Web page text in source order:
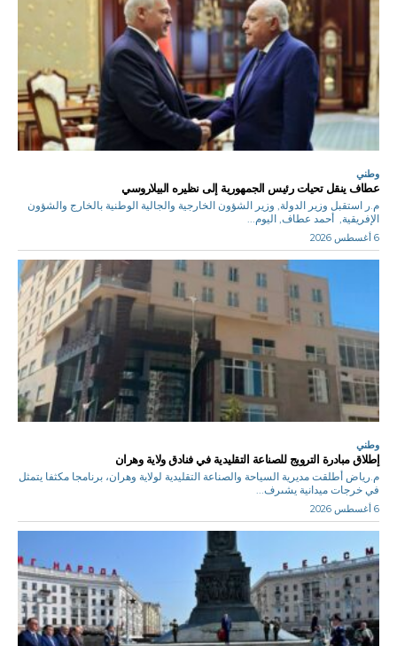
وطني
عطاف ينقل تحيات رئيس الجمهورية إلى نظيره البيلاروسي
م.ر استقبل وزير الدولة, وزير الشؤون الخارجية والجالية الوطنية بالخارج والشؤون
الإفريقية, أحمد عطاف, اليوم...
6 أغسطس 2026
وطني
إطلاق مبادرة الترويج للصناعة التقليدية في فنادق ولاية وهران
م.رياض أطلقت مديرية السياحة والصناعة التقليدية لولاية وهران، برنامجا مكثفا يتمثل
في خرجات ميدانية يشىرف...
6 أغسطس 2026